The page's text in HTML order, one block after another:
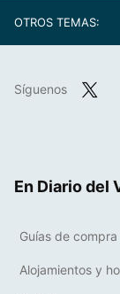
OTROS TEMAS:
Síguenos
En Diario del
Guías de compra
Alojamientos y